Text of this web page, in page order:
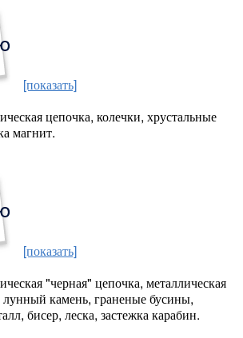
[показать]
цепочка, колечки, хрустальные
магнит.
[показать]
"черная" цепочка, металлическая
камень, граненые бусины,
бисер, леска, застежка карабин.